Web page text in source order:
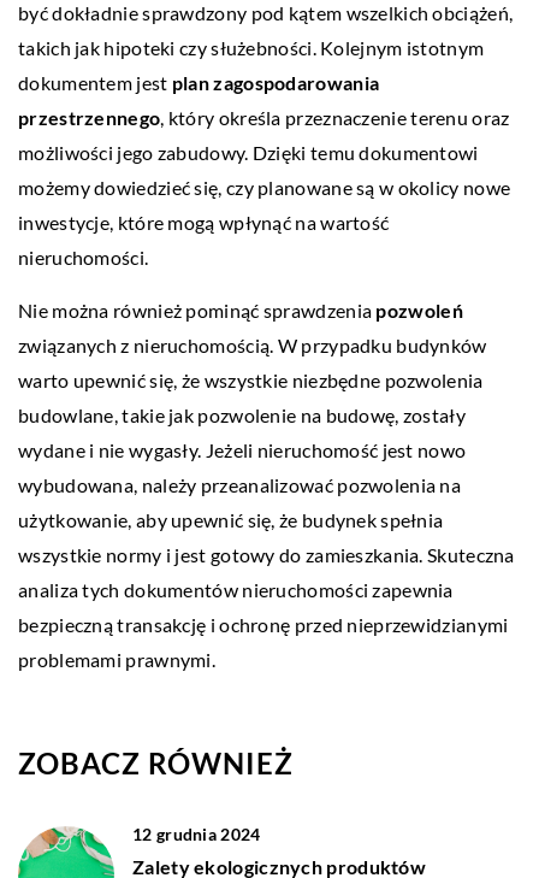
być dokładnie sprawdzony pod kątem wszelkich obciążeń,
takich jak hipoteki czy służebności. Kolejnym istotnym
dokumentem jest plan zagospodarowania
przestrzennego, który określa przeznaczenie terenu oraz
możliwości jego zabudowy. Dzięki temu dokumentowi
możemy dowiedzieć się, czy planowane są w okolicy nowe
inwestycje, które mogą wpłynąć na wartość
nieruchomości.
Nie można również pominąć sprawdzenia pozwoleń
związanych z nieruchomością. W przypadku budynków
warto upewnić się, że wszystkie niezbędne pozwolenia
budowlane, takie jak pozwolenie na budowę, zostały
wydane i nie wygasły. Jeżeli nieruchomość jest nowo
wybudowana, należy przeanalizować pozwolenia na
użytkowanie, aby upewnić się, że budynek spełnia
wszystkie normy i jest gotowy do zamieszkania. Skuteczna
analiza tych dokumentów nieruchomości zapewnia
bezpieczną transakcję i ochronę przed nieprzewidzianymi
problemami prawnymi.
ZOBACZ RÓWNIEŻ
12 grudnia 2024
Zalety ekologicznych produktów